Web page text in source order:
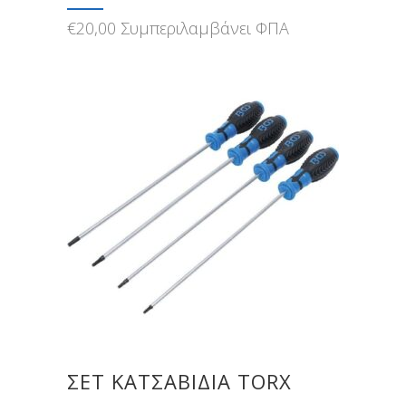
€20,00 Συμπεριλαμβάνει ΦΠΑ
ΣΕΤ ΚΑΤΣΑΒΊΔΙΑ TORX